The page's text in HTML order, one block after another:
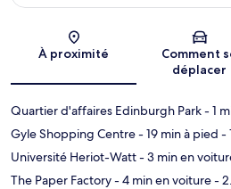
Carte
À proximité
Comment
déplacer
Quartier d'affaires Edinburgh Park- 1
Gyle Shopping Centre- 19 min à pied -
Université Heriot-Watt- 3 min en
The Paper Factory- 4 min en voiture-